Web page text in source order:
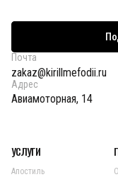
Почта
zakaz@kirillmefodii.ru
Адрес
Авиамоторная, 14
УСЛУГИ
Апостиль